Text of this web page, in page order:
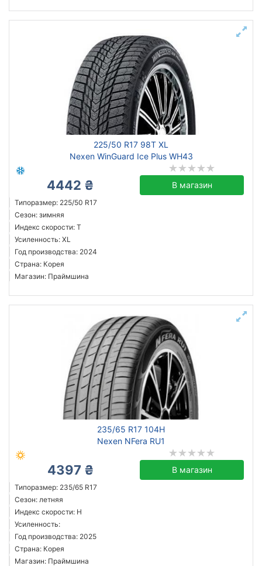
225/50 R17 98T XL
Nexen WinGuard Ice Plus WH43
4442 ₴ В магазин
Типоразмер: 225/50 R17
Сезон: зимняя
Индекс скорости: T
Усиленность: XL
Год производства: 2024
Страна: Корея
Магазин: Праймшина
235/65 R17 104H
Nexen NFera RU1
4397 ₴ В магазин
Типоразмер: 235/65 R17
Сезон: летняя
Индекс скорости: H
Усиленность:
Год производства: 2025
Страна: Корея
Магазин: Праймшина